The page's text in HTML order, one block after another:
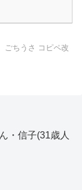
ちうさ コピペ改
・信子(31歳人